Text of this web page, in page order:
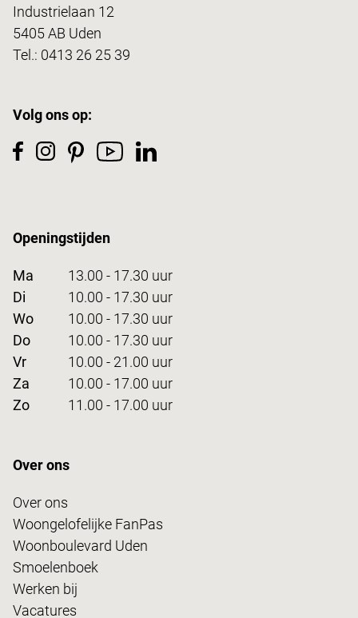
Industrielaan 12
5405 AB Uden
Tel.: 0413 26 25 39
Volg ons op:
Openingstijden
Ma
13.00 - 17.30 uur
Di
10.00 - 17.30 uur
Wo
10.00 - 17.30 uur
Do
10.00 - 17.30 uur
Vr
10.00 - 21.00 uur
Za
10.00 - 17.00 uur
Zo
11.00 - 17.00 uur
Over ons
Over ons
Woongelofelijke FanPas
Woonboulevard Uden
Smoelenboek
Werken bij
Vacatures